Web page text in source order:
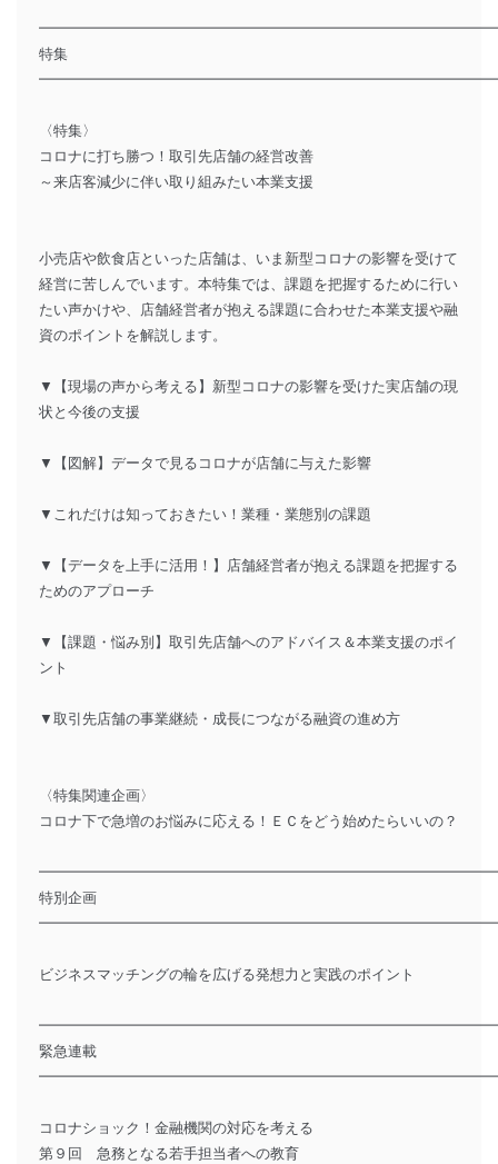
特集
〈特集〉
コロナに打ち勝つ！取引先店舗の経営改善
～来店客減少に伴い取り組みたい本業支援
小売店や飲食店といった店舗は、いま新型コロナの影響を受けて
経営に苦しんでいます。本特集では、課題を把握するために行い
たい声かけや、店舗経営者が抱える課題に合わせた本業支援や融
資のポイントを解説します。
▼【現場の声から考える】新型コロナの影響を受けた実店舗の現
状と今後の支援
▼【図解】データで見るコロナが店舗に与えた影響
▼これだけは知っておきたい！業種・業態別の課題
▼【データを上手に活用！】店舗経営者が抱える課題を把握する
ためのアプローチ
▼【課題・悩み別】取引先店舗へのアドバイス＆本業支援のポイ
ント
▼取引先店舗の事業継続・成長につながる融資の進め方
〈特集関連企画〉
コロナ下で急増のお悩みに応える！ＥＣをどう始めたらいいの？
特別企画
ビジネスマッチングの輪を広げる発想力と実践のポイント
緊急連載
コロナショック！金融機関の対応を考える
第９回 急務となる若手担当者への教育